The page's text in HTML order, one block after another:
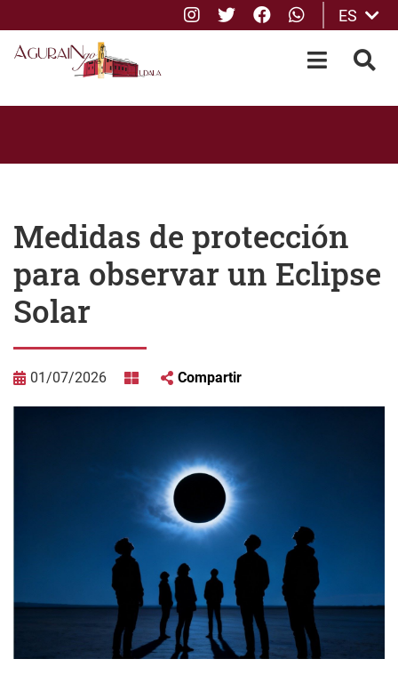
Instagram
TwitterFacebook
whatsApp
ES
OPEN-
Medidas de protección
para observar un Eclipse
Solar
01/07/2026 Compartir